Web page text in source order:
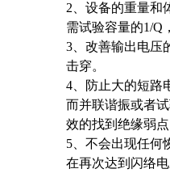
2、设备的重量和
需试验容量的1/Q
3、改善输出电压
击穿。
4、防止大的短路
而并联谐振或者
效的找到绝缘弱
5、不会出现任何
在再次达到闪络